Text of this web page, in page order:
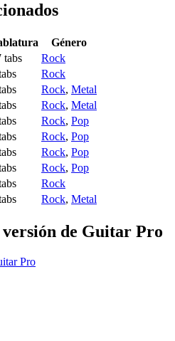
Género
tabs
Rock
Rock
Rock, Metal
Rock, Metal
Rock, Pop
Rock, Pop
Rock, Pop
Rock, Pop
Rock
Rock, Metal
de Guitar Pro
Pro